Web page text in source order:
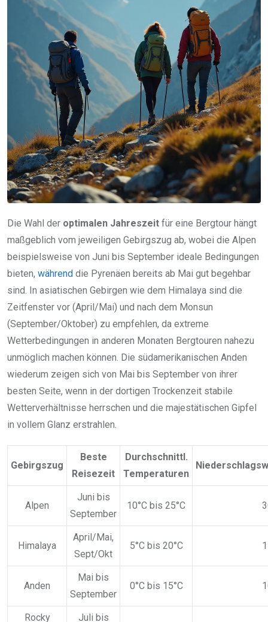
Die Wahl der optimalen Jahreszeit für eine Bergtour hängt
maßgeblich vom jeweiligen Gebirgszug ab, wobei die Alpen
beispielsweise von Juni bis September ideale Bedingungen
bieten, während die Pyrenäen bereits ab Mai gut begehbar
sind. In asiatischen Gebirgen wie dem Himalaya sind die
Zeitfenster vor (April/Mai) und nach dem Monsun
(September/Oktober) zu empfehlen, da extreme
Wetterbedingungen in anderen Monaten Bergtouren nahezu
unmöglich machen können. Die südamerikanischen Anden
wiederum zeigen sich von Mai bis September von ihrer
besten Seite, wenn in der dortigen Trockenzeit stabile
Wetterverhältnisse herrschen und die majestätischen Gipfel
in vollem Glanz erstrahlen.
Gebirgszug
Beste
Reisezeit
Durchschnittl.
Temperaturen
Alpen
Juni bis
September
10°C bis 25°C
Himalaya
April/Mai,
Sept/Okt
5°C bis 20°C
Anden
Mai bis
September
0°C bis 15°C
Rocky Juli bis